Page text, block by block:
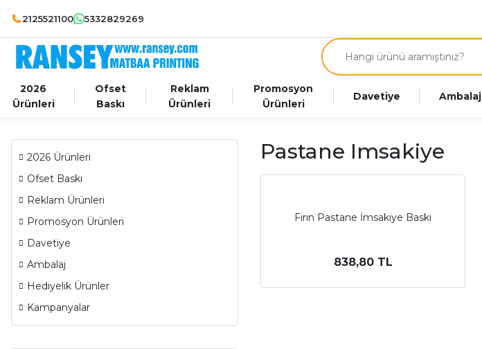
2125521100 5332829269
2026
Ürünleri
Ofset
Baskı
Reklam
Ürünleri
Promosyon
Ürünleri
Davetiye Ambalaj
2026 Ürünleri
Ofset Baskı
Reklam Ürünleri
Promosyon Ürünleri
Davetiye
Ambalaj
Hediyelik Ürünler
Kampanyalar
Pastane Imsakiye
Fırın Pastane İmsakiye Baskı
838,80 TL